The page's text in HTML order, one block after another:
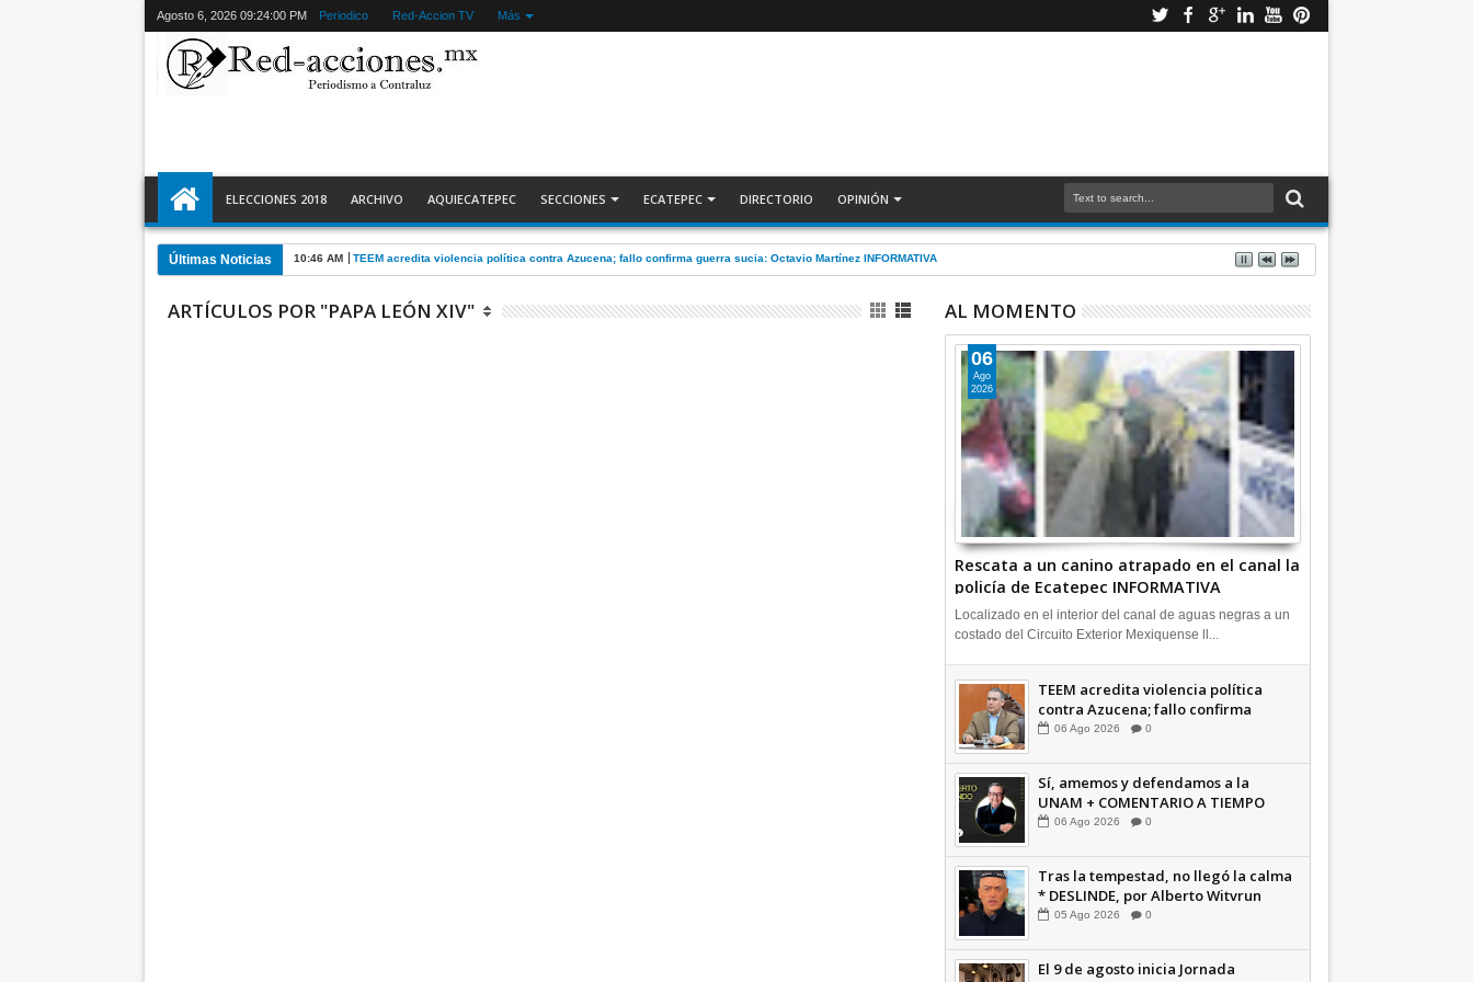
Agosto 6, 2026 09:24:01 PM Periodico Red-Accion TV Más
ELECCIONES 2018 ARCHIVO AQUIECATEPEC SECCIONES ECATEPEC DIRECTORIO OPINIÓN
Últimas Noticias 10:46 AM TEEM acredita violencia política contra Azucena; fallo confirma guerra sucia: Octavio Martínez INFORMATIVA
ARTÍCULOS POR "PAPA LEÓN XIV" AL MOMENTO
Rescata a un canino atrapado en el canal la
policía de Ecatepec INFORMATIVA
06
Ago
2026
Localizado en el interior del canal de aguas negras a un
costado del Circuito Exterior Mexiquense ll...
TEEM acredita violencia política
contra Azucena; fallo confirma
guerra sucia: Octavio Martínez
06 Ago 2026 0
Sí, amemos y defendamos a la
UNAM + COMENTARIO A TIEMPO
06 Ago 2026 0
Tras la tempestad, no llegó la calma
* DESLINDE, por Alberto Witvrun
OPINIÓN
05 Ago 2026 0
El 9 de agosto inicia Jornada